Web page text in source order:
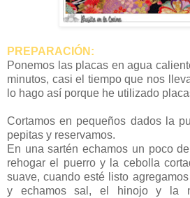
PREPARACIÓN:
Ponemos las placas en agua
minutos, casi el tiempo que nos
lo hago así porque he utilizado
Cortamos en pequeños dados la
pepitas y reservamos.
En una sartén echamos un poco
rehogar el puerro y la cebolla
suave, cuando esté listo
y echamos sal, el hinojo y la